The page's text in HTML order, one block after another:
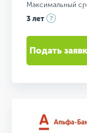
Максимальный
3 лет
Подать